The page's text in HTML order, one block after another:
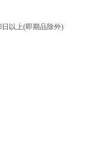
以上(即期品除外)